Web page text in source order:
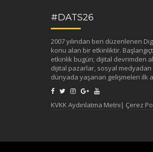
#DATS26
2007 yılından beri düzenlenen
konu alan bir etkinliktir.
etkinlik bugün; dijital devrimden
dijital pazarlar, sosyal medyadan
dünyada yaşanan gelişmeleri ilk
KVKK Aydınlatma Metni | Çerez